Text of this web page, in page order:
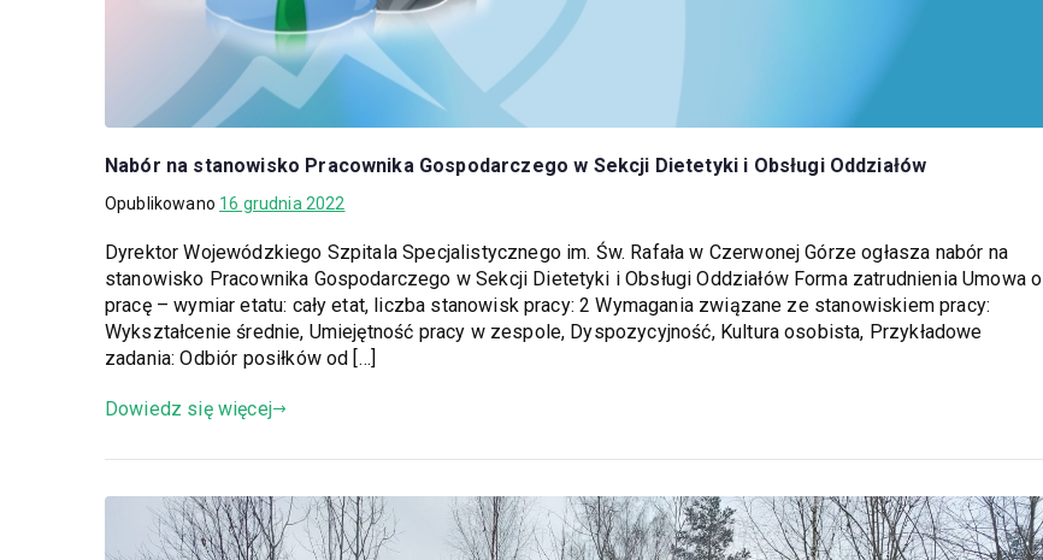
Nabór na stanowisko Pracownika Gospodarczego w Sekcji Dietetyki i Obsługi Oddziałów
Opublikowano 16 grudnia 2022
Dyrektor Wojewódzkiego Szpitala Specjalistycznego im. Św. Rafała w Czerwonej Górze ogłasza nabór na
stanowisko Pracownika Gospodarczego w Sekcji Dietetyki i Obsługi Oddziałów Forma zatrudnienia Umowa o
pracę – wymiar etatu: cały etat, liczba stanowisk pracy: 2 Wymagania związane ze stanowiskiem pracy:
Wykształcenie średnie, Umiejętność pracy w zespole, Dyspozycyjność, Kultura osobista, Przykładowe
zadania: Odbiór posiłków od […]
Dowiedz się więcej